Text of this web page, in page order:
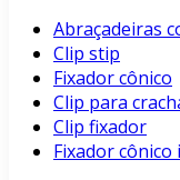
Abraçadeiras
Clip stip
Fixador cônico
Clip para
Clip fixador
Fixador cônico